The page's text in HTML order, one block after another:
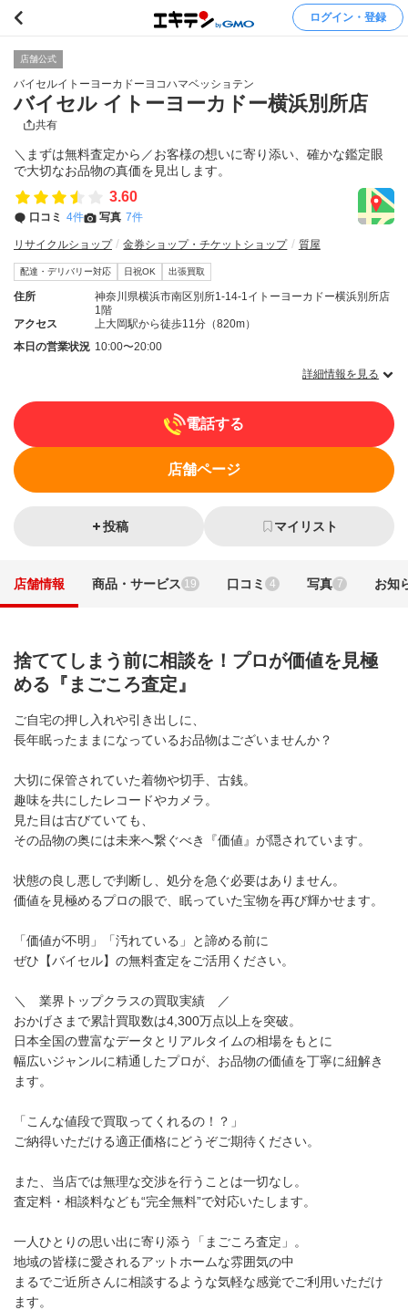
ログイン・登録
店舗公式
バイセルイトーヨーカドーヨコハマベッショテン
バイセル イトーヨーカドー横浜別所店
共有
＼まずは無料査定から／お客様の想いに寄り添い、確かな鑑定眼
で大切なお品物の真価を見出します。
3.60
口コミ 4件 写真 7件
リサイクルショップ 金券ショップ・チケットショップ 質屋
配達・デリバリー対応 日祝OK 出張買取
住所
神奈川県横浜市南区別所1-14-1イトーヨーカドー横浜別所店
1階
アクセス
上大岡駅から徒歩11分（820m）
本日の営業状況 10:00〜20:00
詳細情報を見る
電話する
店舗ページ
投稿 マイリスト
店舗情報 商品・サービス 19 口コミ 4 写真 7 お知
捨ててしまう前に相談を！プロが価値を見極
める『まごころ査定』
ご自宅の押し入れや引き出しに、
長年眠ったままになっているお品物はございませんか？
大切に保管されていた着物や切手、古銭。
趣味を共にしたレコードやカメラ。
見た目は古びていても、
その品物の奥には未来へ繋ぐべき『価値』が隠されています。
状態の良し悪しで判断し、処分を急ぐ必要はありません。
価値を見極めるプロの眼で、眠っていた宝物を再び輝かせます。
「価値が不明」「汚れている」と諦める前に
ぜひ【バイセル】の無料査定をご活用ください。
＼ 業界トップクラスの買取実績 ／
おかげさまで累計買取数は4,300万点以上を突破。
日本全国の豊富なデータとリアルタイムの相場をもとに
幅広いジャンルに精通したプロが、お品物の価値を丁寧に紐解き
ます。
「こんな値段で買取ってくれるの！？」
ご納得いただける適正価格にどうぞご期待ください。
また、当店では無理な交渉を行うことは一切なし。
査定料・相談料なども“完全無料”で対応いたします。
一人ひとりの思い出に寄り添う「まごころ査定」。
地域の皆様に愛されるアットホームな雰囲気の中
まるでご近所さんに相談するような気軽な感覚でご利用いただけ
ます。